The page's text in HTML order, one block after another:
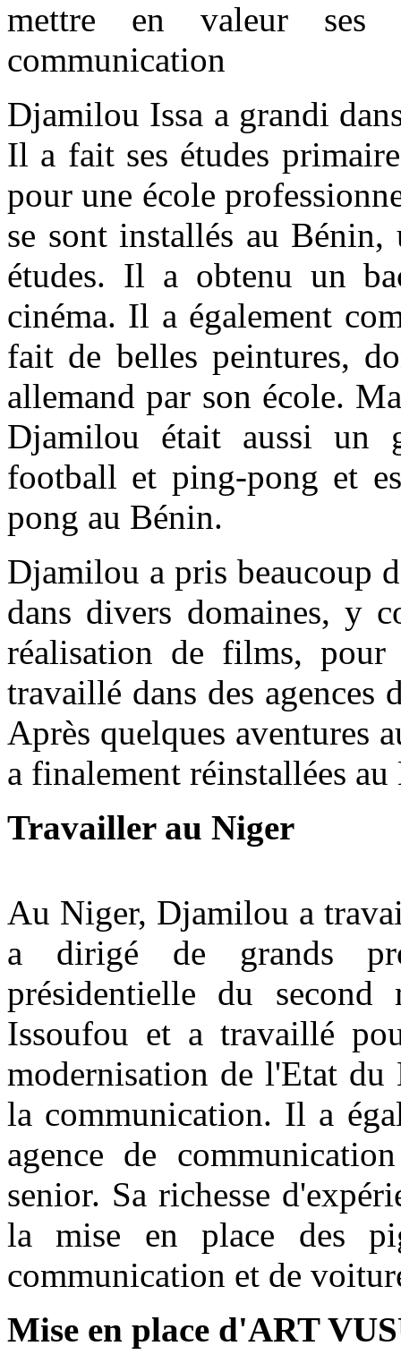
mettre en valeur ses
communication
Djamilou Issa a grandi
Il a fait ses études
pour une école
se sont installés au
études. Il a obtenu un
cinéma. Il a également
fait de belles peintures,
allemand par son école.
Djamilou était aussi un
football et ping-pong et
pong au Bénin.
Djamilou a pris beaucoup
dans divers domaines, y
réalisation de films,
travaillé dans des
Après quelques aventures
a finalement réinstallées au
Travailler au Niger
Au Niger, Djamilou a
a dirigé de grands
présidentielle du second
Issoufou et a travaillé
modernisation de l'Etat du
la communication. Il a
agence de
senior. Sa richesse
la mise en place des
communication et de
Mise en place d'ART